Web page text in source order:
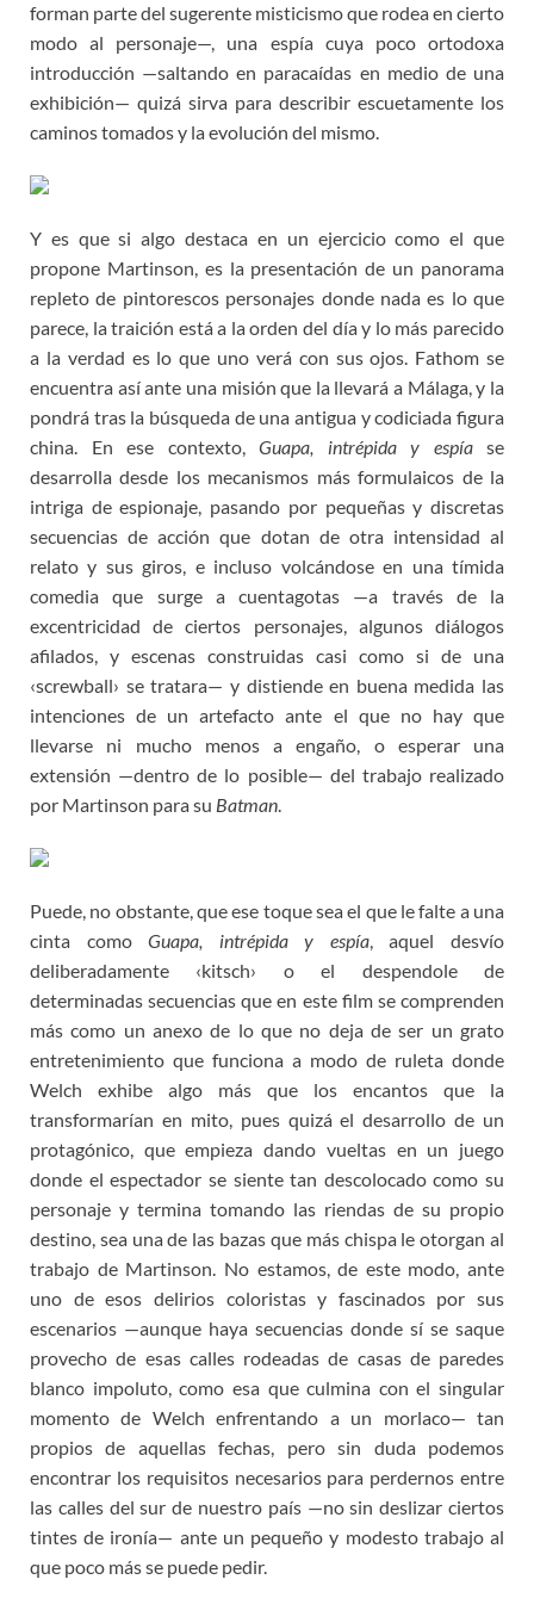
forman parte del sugerente misticismo que rodea en cierto
modo al personaje—, una espía cuya poco ortodoxa
introducción —saltando en paracaídas en medio de una
exhibición— quizá sirva para describir escuetamente los
caminos tomados y la evolución del mismo.
Y es que si algo destaca en un ejercicio como el que
propone Martinson, es la presentación de un panorama
repleto de pintorescos personajes donde nada es lo que
parece, la traición está a la orden del día y lo más parecido
a la verdad es lo que uno verá con sus ojos. Fathom se
encuentra así ante una misión que la llevará a Málaga, y la
pondrá tras la búsqueda de una antigua y codiciada figura
china. En ese contexto, Guapa, intrépida y espíase
desarrolla desde los mecanismos más formulaicos de la
intriga de espionaje, pasando por pequeñas y discretas
secuencias de acción que dotan de otra intensidad al
relato y sus giros, e incluso volcándose en una tímida
comedia que surge a cuentagotas —a través de la
excentricidad de ciertos personajes, algunos diálogos
afilados, y escenas construidas casi como si de una
‹screwball› se tratara— y distiende en buena medida las
intenciones de un artefacto ante el que no hay que
llevarse ni mucho menos a engaño, o esperar una
extensión —dentro de lo posible— del trabajo realizado
por Martinson para su Batman.
Puede, no obstante, que ese toque sea el que le falte a una
cinta comoGuapa, intrépida y espía, aquel desvío
deliberadamente ‹kitsch› o el despendole de
determinadas secuencias que en este film se comprenden
más como un anexo de lo que no deja de ser un grato
entretenimiento que funciona a modo de ruleta donde
Welch exhibe algo más que los encantos que la
transformarían en mito, pues quizá el desarrollo de un
protagónico, que empieza dando vueltas en un juego
donde el espectador se siente tan descolocado como su
personaje y termina tomando las riendas de su propio
destino, sea una de las bazas que más chispa le otorgan al
trabajo de Martinson. No estamos, de este modo, ante
uno de esos delirios coloristas y fascinados por sus
escenarios —aunque haya secuencias donde sí se saque
provecho de esas calles rodeadas de casas de paredes
blanco impoluto, como esa que culmina con el singular
momento de Welch enfrentando a un morlaco— tan
propios de aquellas fechas, pero sin duda podemos
encontrar los requisitos necesarios para perdernos entre
las calles del sur de nuestro país —no sin deslizar ciertos
tintes de ironía— ante un pequeño y modesto trabajo al
que poco más se puede pedir.